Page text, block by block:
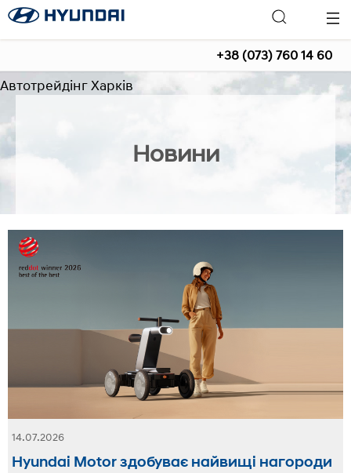
+38 (073) 760 14 60
Автотрейдінг Харків
Новини
14.07.2026
Hyundai Motor здобуває найвищі нагороди